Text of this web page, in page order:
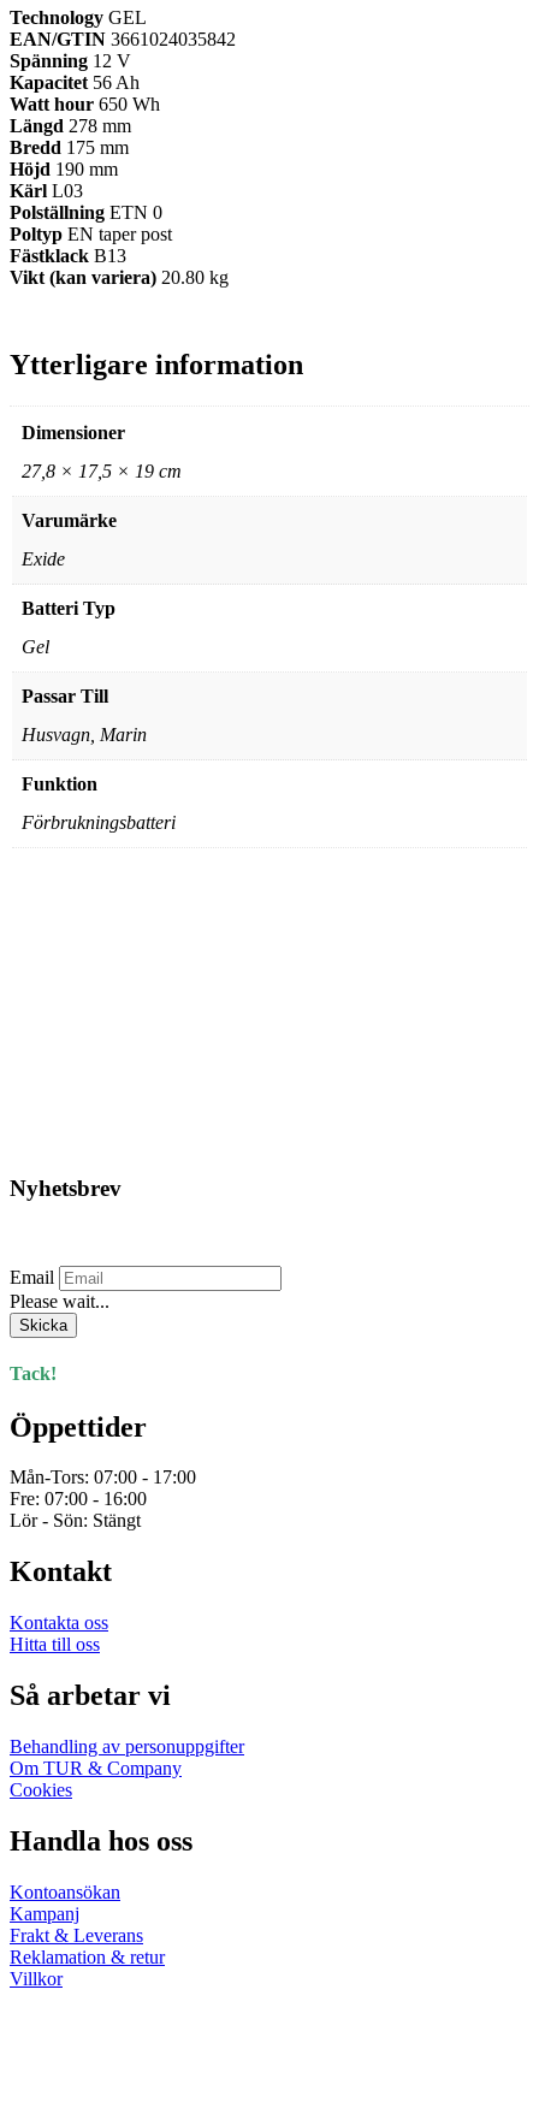
Technology GEL
EAN/GTIN 3661024035842
Spänning 12 V
Kapacitet 56 Ah
Watt hour 650 Wh
Längd 278 mm
Bredd 175 mm
Höjd 190 mm
Kärl L03
Polställning ETN 0
Poltyp EN taper post
Fästklack B13
Vikt (kan variera) 20.80 kg
Ytterligare information
Dimensioner
27,8 × 17,5 × 19 cm
Varumärke
Exide
Batteri Typ
Gel
Passar Till
Husvagn, Marin
Funktion
Förbrukningsbatteri
Nyhetsbrev
Email
Please wait...
Skicka
Tack!
Öppettider
Mån-Tors: 07:00 - 17:00
Fre: 07:00 - 16:00
Lör - Sön: Stängt
Kontakt
Kontakta oss
Hitta till oss
Så arbetar vi
Behandling av personuppgifter
Om TUR & Company
Cookies
Handla hos oss
Kontoansökan
Kampanj
Frakt & Leverans
Reklamation & retur
Villkor